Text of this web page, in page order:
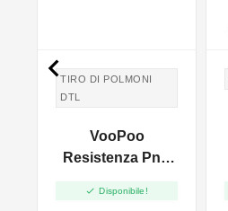
TIRO DI POLMONI
DTL
VooPoo
Resistenza PnP
Vinci X - 0.15ohm
 Disponibile!
